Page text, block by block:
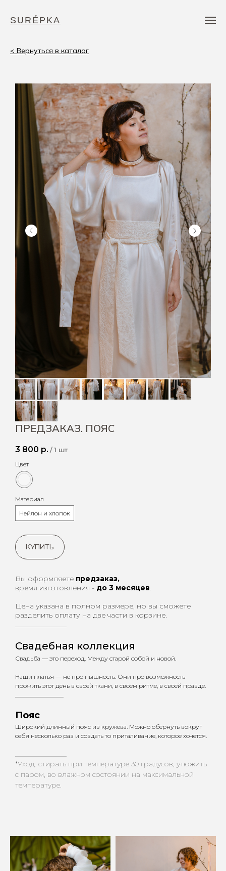
SURÉPKA
< Вернуться в каталог
ПРЕДЗАКАЗ. ПОЯС
3 800 р. / 1 шт
Цвет
Материал
Нейлон и хлопок
КУПИТЬ
Вы оформляете предзаказ,
время изготовления - до 3 месяцев.
Цена указана в полном размере, но вы сможете
разделить оплату на две части в корзине.
Свадебная коллекция
Свадьба — это переход. Между старой собой и новой.
Наши платья — не про пышность. Они про возможность
прожить этот день в своей ткани, в своём ритме, в своей правде.
Пояс
Широкий длинный пояс из кружева. Можно обернуть вокруг
себя несколько раз и создать то приталивание, которое хочется.
*Уход: стирать при температуре 30 градусов, утюжить
с паром, во влажном состоянии на максимальной
температуре.